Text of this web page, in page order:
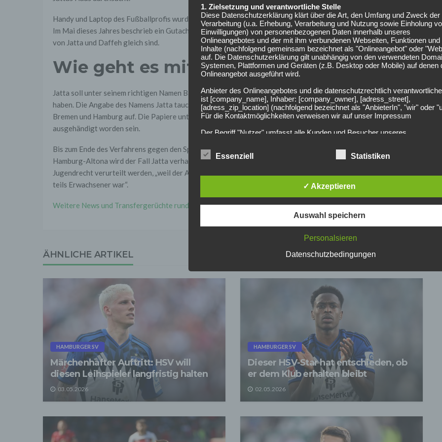
Handy und Laptop des Fußballprofis wurden beschlagnahmt, es konnten aber keine Beweise gefunden werden.
Im Mai dieses Jahres beschrieb ein Gutachten der Uni Freiburg, dass in Videomaterial die Bewegungsprofile
von Jatta und Daffeh gleich sind.
Wie geht es mit Jatta weiter?
Jatta soll unter seinem richtigen Namen Bakary Daffeh bei mehreren afrikanischen Fußballvereinen gespielt
haben. Die Angabe des Namens Jatta taucht in seinem Führerschein und anderen offiziellen Dokumenten in
Bremen und Hamburg auf. Die Papiere unter seiner neuen Identität sollen ihm in seiner Heimat Gambia
ausgehändigt worden sein.
Bis zum Ende des Verfahrens gegen den Spieler gilt die Unschuldsvermutung. Vor dem Jugendrichter in
Hamburg-Altona wird der Fall Jatta verhandelt. Bei einer Schuldigsprechung würde Jatta nach dem
Jugendrecht verurteilt werden, „weil der Angeschuldigte im fraglichen Tatzeitraum teils Heranwachsender,
teils Erwachsener war“.
Weitere News und Transfergerüchte rund um den deutschen Fußball findest du hier >>
ÄHNLICHE ARTIKEL
HAMBURGER SV
Märchenhafter Auftritt: HSV will
diesen Leihspieler langfristig halten
03.05.2026
HAMBURGER SV
Dieser HSV-Star hat entschieden, ob
er dem Klub erhalten bleibt
02.05.2026
1. Zielsetzung und verantwortliche Stelle
Diese Datenschutzerklärung klärt über die Art, den Umfang und Zweck der
Verarbeitung (u.a. Erhebung, Verarbeitung und Nutzung sowie Einholung
Einwilligungen) von personenbezogenen Daten innerhalb unseres
Onlineangebotes und der mit ihm verbundenen Webseiten, Funktionen und
Inhalte (nachfolgend gemeinsam bezeichnet als "Onlineangebot" oder
auf. Die Datenschutzerklärung gilt unabhängig von den verwendeten
Systemen, Plattformen und Geräten (z.B. Desktop oder Mobile) auf denen
Onlineangebot ausgeführt wird.
Anbieter des Onlineangebotes und die datenschutzrechtlich
ist [company_name], Inhaber: [company_owner], [adress_street],
[adress_zip_location] (nachfolgend bezeichnet als "AnbieterIn", "wir" oder
Für die Kontaktmöglichkeiten verweisen wir auf unser Impressum
Der Begriff "Nutzer" umfasst alle Kunden und Besucher unseres
geschlechtsneutral zu verstehen.
Wir verarbeiten personenbezogene Daten der Nutzer nur unter Einhaltung
einschlägigen Datenschutzbestimmungen entsprechend den Geboten der
Datensparsamkeit- und Datenvermeidung. Das bedeutet die Daten der
werden nur beim Vorliegen einer gesetzlichen Erlaubnis, insbesondere
erforderlich, bzw. gesetzlich vorgeschrieben sind oder beim Vorliegen einer
Einwilligung verarbeitet.
Wir treffen organisatorische, vertragliche und technische
entsprechend dem Stand der Technik, um sicher zu stellen, dass die
der Datenschutzgesetze eingehalten werden und um damit die durch uns
Sofern im Rahmen dieser Datenschutzerklärung Inhalte, Werkzeuge oder
sonstige Mittel von anderen Anbietern (nachfolgend gemeinsam bezeichnet
"Dritt-Anbieter") eingesetzt werden und deren genannter Sitz im Ausland ist,
davon auszugehen, dass ein Datentransfer in die Sitzstaaten der Dritt-
stattfindet. Die Übermittlung von Daten in Drittstaaten erfolgt entweder auf
Grundlage einer gesetzlichen Erlaubnis, einer Einwilligung der Nutzer oder
spezieller Vertragsklauseln, die eine gesetzlich vorausgesetzte Sicherheit
Daten gewährleisten.
3. Verarbeitung personenbezogener Daten
Die personenbezogenen Daten werden, neben den ausdrücklich in dieser
Datenschutzerklärung genannten Verwendung, für die folgenden Zwecke auf
Grundlage gesetzlicher Erlaubnisse oder Einwilligungen der Nutzer
- Die Zurverfügungstellung, Ausführung, Pflege, Optimierung und Sicherung
- Die Gewährleistung eines effektiven Kundendienstes und technischen
Wir übermitteln die Daten der Nutzer an Dritte nur, wenn dies für
Essenziell Statistiken
✓ Akzeptieren
Auswahl speichern
Personalsieren
Datenschutzbedingungen